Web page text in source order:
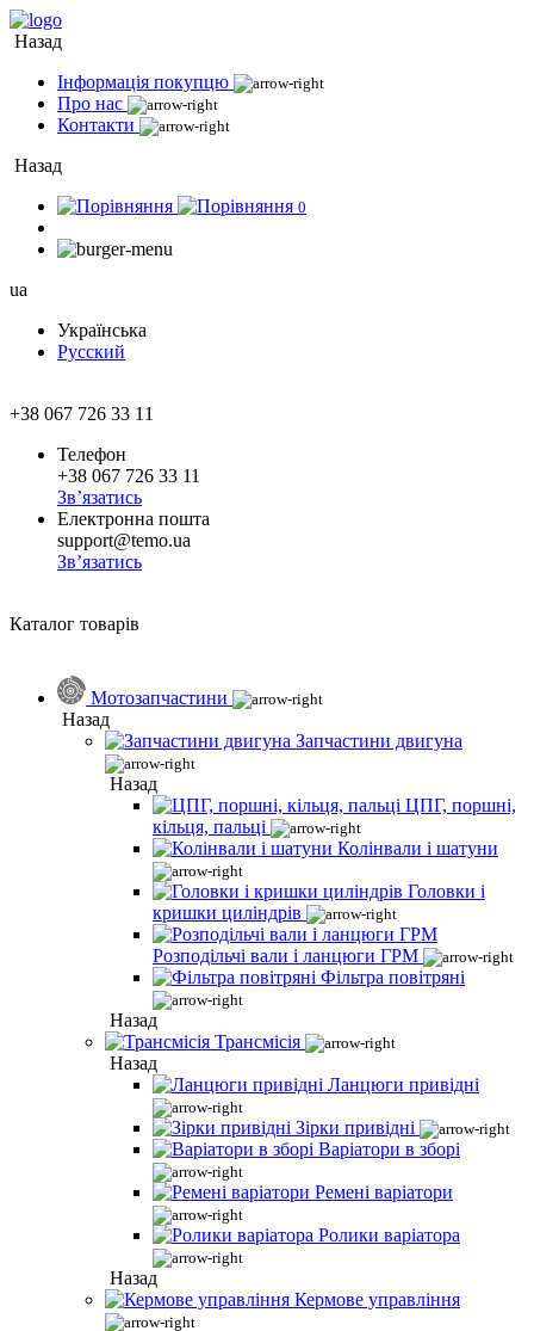
Назад
Інформація покупцю
Про нас
Контакти
Назад
0
ua
Українська
Русский
+38 067 726 33 11
Телефон
+38 067 726 33 11
Зв’язатись
Електронна пошта
support@temo.ua
Зв’язатись
Каталог товарів
Мотозапчастини
Назад
Запчастини двигуна
Назад
ЦПГ, поршні,
кільця, пальці
Колінвали і шатуни
Головки і
кришки циліндрів
Розподільчі вали і ланцюги ГРМ
Фільтра повітряні
Назад
Трансмісія
Назад
Ланцюги привідні
Зірки привідні
Варіатори в зборі
Ремені варіатори
Ролики варіатора
Назад
Кермове управління